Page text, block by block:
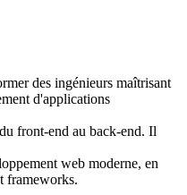
des ingénieurs maîtrisant
d'applications
front-end au back-end. Il
web moderne, en
frameworks.